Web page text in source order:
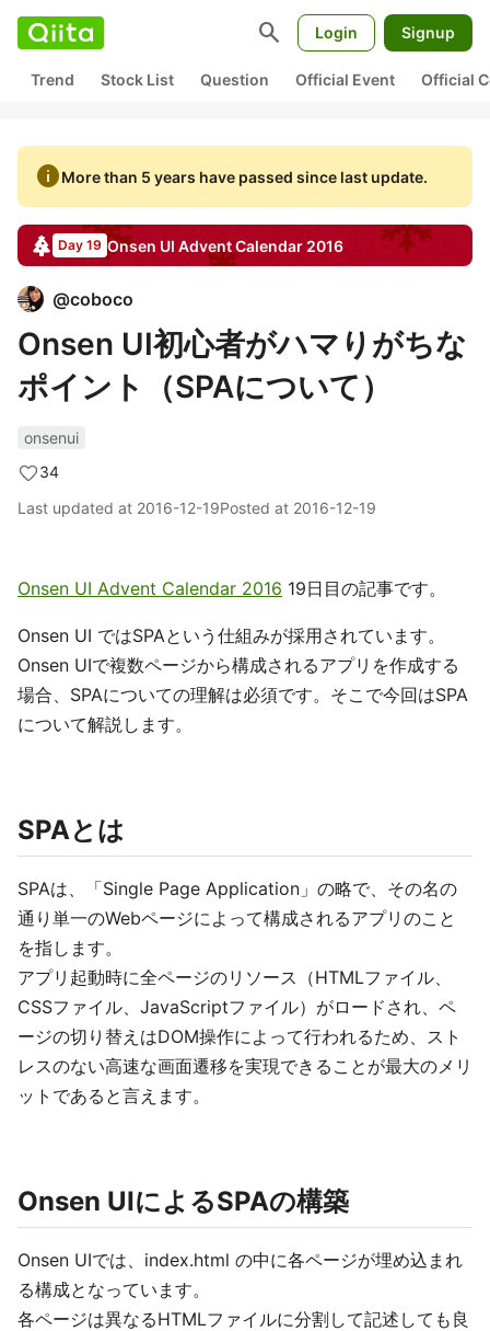
search Login Signup
Trend Stock List Question Official Event Official
infoMore than 5 years have passed since last update.
Day 19 Onsen UI Advent Calendar 2016
@coboco
Onsen UI初心者がハマりがちな
ポイント（SPAについて）
onsenui
34
Last updated at 2016-12-19Posted at 2016-12-19
Onsen UI Advent Calendar 2016 19日目の記事です。
Onsen UI ではSPAという仕組みが採用されています。
Onsen UIで複数ページから構成されるアプリを作成する
場合、SPAについての理解は必須です。そこで今回はSPA
について解説します。
SPAとは
SPAは、「Single Page Application」の略で、その名の
通り単一のWebページによって構成されるアプリのこと
を指します。
アプリ起動時に全ページのリソース（HTMLファイル、
CSSファイル、JavaScriptファイル）がロードされ、ペ
ージの切り替えはDOM操作によって行われるため、スト
レスのない高速な画面遷移を実現できることが最大のメリ
ットであると言えます。
Onsen UIによるSPAの構築
Onsen UIでは、index.html の中に各ページが埋め込まれ
る構成となっています。
各ページは異なるHTMLファイルに分割して記述しても良